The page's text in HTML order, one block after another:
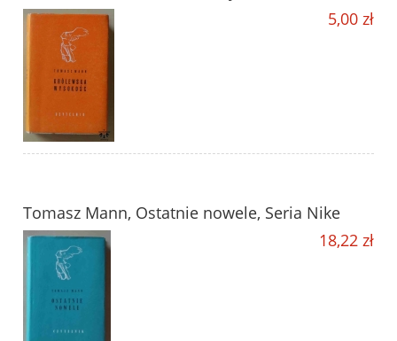
5,00 zł
Tomasz Mann, Ostatnie nowele, Seria Nike
18,22 zł